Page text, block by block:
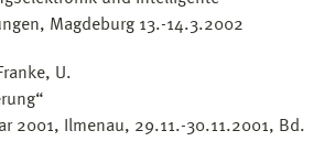
Magdeburg 13.-14.3.2002
U.
2001, Ilmenau, 29.11.-30.11.2001, Bd.